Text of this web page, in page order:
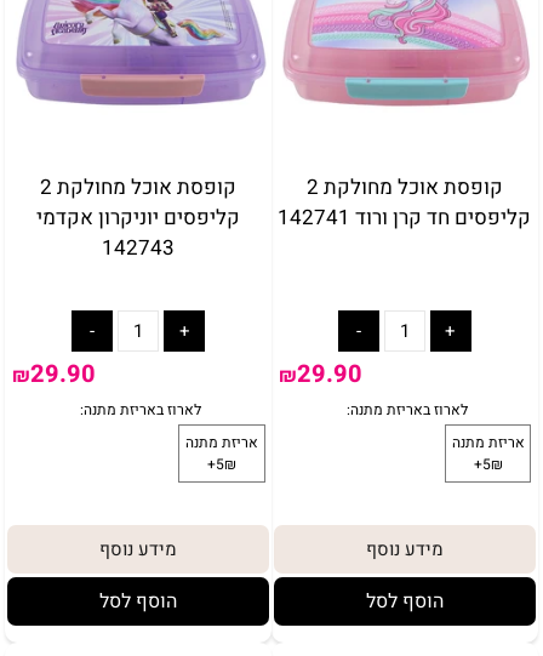
מתנה:
לארוז באריזת מתנה:
5₪+
קופסת אוכל מחולקת 2
קליפסים חד קרן ורוד 142741
₪29.90
מידע נוסף
הוסף לסל
קופסת אוכל מחולקת 2
קליפסים יוניקרון אקדמי
142743
₪29.90
מידע נוסף
הוסף לסל